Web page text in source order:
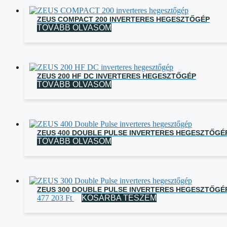
ZEUS COMPACT 200 INVERTERES HEGESZTŐGÉP
TOVÁBB OLVASOM
ZEUS 200 HF DC INVERTERES HEGESZTŐGÉP
TOVÁBB OLVASOM
ZEUS 400 DOUBLE PULSE INVERTERES
TOVÁBB OLVASOM
ZEUS 300 DOUBLE PULSE INVERTERES
477 203 Ft KOSÁRBA TESZEM